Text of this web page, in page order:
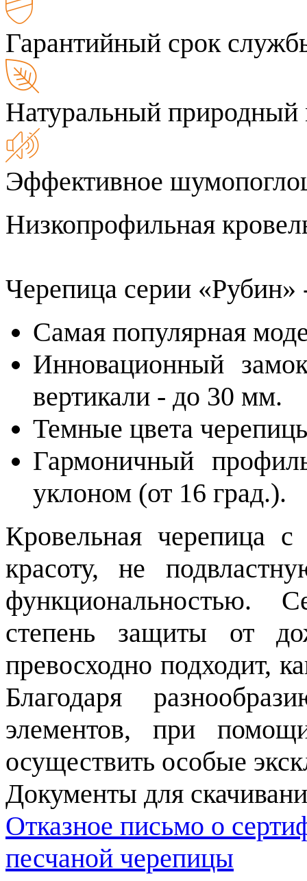
Гарантийный срок
Натуральный природный
Эффективное
Низкопрофильная
Черепица серии «Рубин»
Самая популярная
Инновационный
вертикали - до 30 мм.
Темные цвета
Гармоничный
уклоном (от 16 град.).
Кровельная черепица
красоту, не
функциональностью.
степень защиты от
превосходно подходит,
Благодаря
элементов, при
осуществить особые
Документы для
Отказное письмо о
песчаной черепицы